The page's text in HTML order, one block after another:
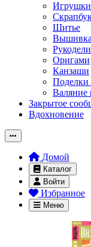
Игрушки
Шитье
Вышивка
Оригами
Канзаши
Поделки
Валяние
Закрытое
Вдохновение
Домой
Каталог
Войти
Избранное
Меню